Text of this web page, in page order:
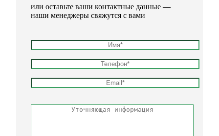
или оставьте ваши контактные данные —
наши менеджеры свяжутся с вами